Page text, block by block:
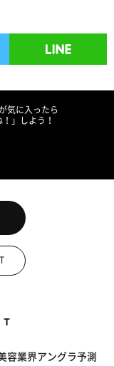
気に入ったら
！」しよう！
容業界アングラ予測